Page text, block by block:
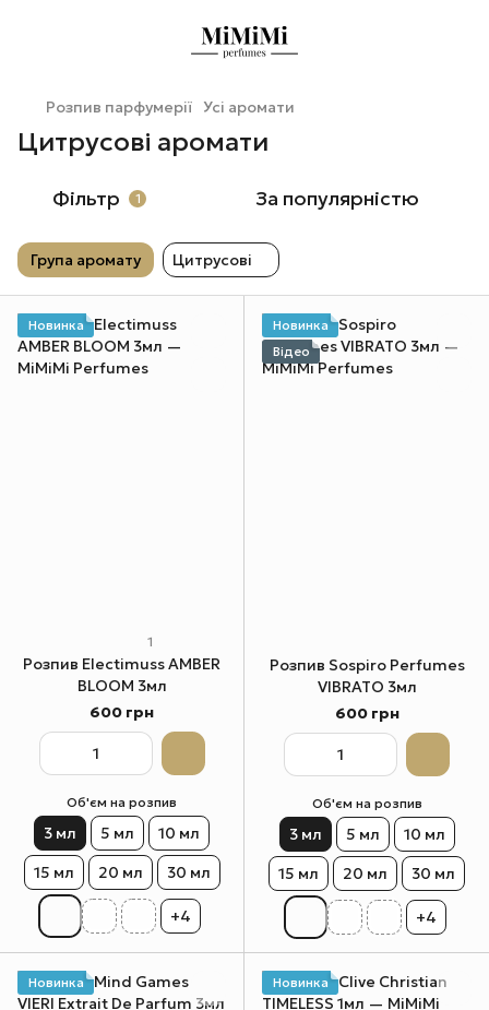
Розпив парфумерії Усі аромати
Цитрусові аромати
Фільтр 1 За популярністю
Група аромату Цитрусові
Новинка
1
Розпив Electimuss AMBER
BLOOM 3мл
600 грн
Об'єм на розпив
3 мл 5 мл
10 мл
15 мл
20 мл 30 мл
+4
Новинка
Відео
Розпив Sospiro Perfumes
VIBRATO 3мл
600 грн
Об'єм на розпив
3 мл 5 мл
10 мл
15 мл
20 мл 30 мл
+4
Новинка Новинка